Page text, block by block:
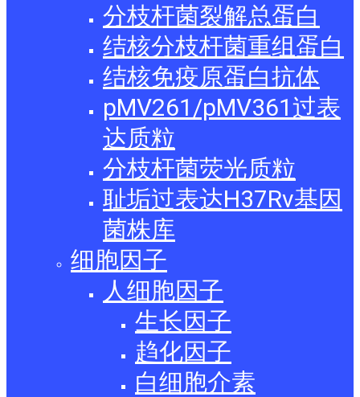
分枝杆菌裂解总蛋白
结核分枝杆菌重组蛋白
结核免疫原蛋白抗体
pMV261/pMV361过表
达质粒
分枝杆菌荧光质粒
耻垢过表达H37Rv基因
菌株库
细胞因子
人细胞因子
生长因子
趋化因子
白细胞介素